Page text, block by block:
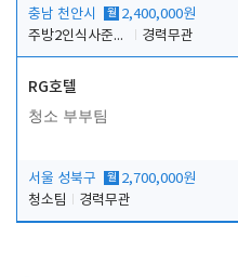
충남 천안시 월 2,400,000원
주방2인식사준비및청소린렌보조
경력무관
RG호텔
청소 부부팀
서울 성북구 월 2,700,000원
청소팀
경력무관